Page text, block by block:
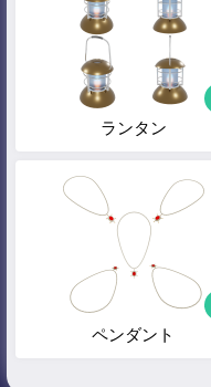
ランタン
ペンダント